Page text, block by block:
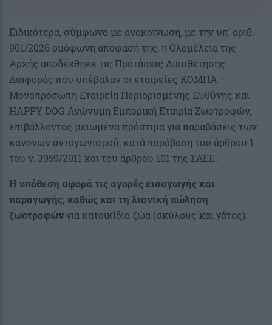
Ειδικότερα, σύμφωνα με ανακοίνωση, με την υπ’ αριθ.
901/2026 ομόφωνη απόφασή της, η Ολομέλεια της
Αρχής αποδέχθηκε τις Προτάσεις Διευθέτησης
Διαφοράς που υπέβαλαν οι εταιρείες ΚΟΜΠΑ –
Μονοπρόσωπη Εταιρεία Περιορισμένης Ευθύνης και
HAPPY DOG Ανώνυμη Εμπορική Εταιρία Ζωοτροφών,
επιβάλλοντας μειωμένα πρόστιμα για παραβάσεις των
κανόνων ανταγωνισμού, κατά παράβαση του άρθρου 1
του ν. 3959/2011 και του άρθρου 101 της ΣΛΕΕ.
Η υπόθεση αφορά τις αγορές εισαγωγής και
παραγωγής, καθώς και τη λιανική πώληση
ζωοτροφώνγια κατοικίδια ζώα (σκύλους και γάτες).